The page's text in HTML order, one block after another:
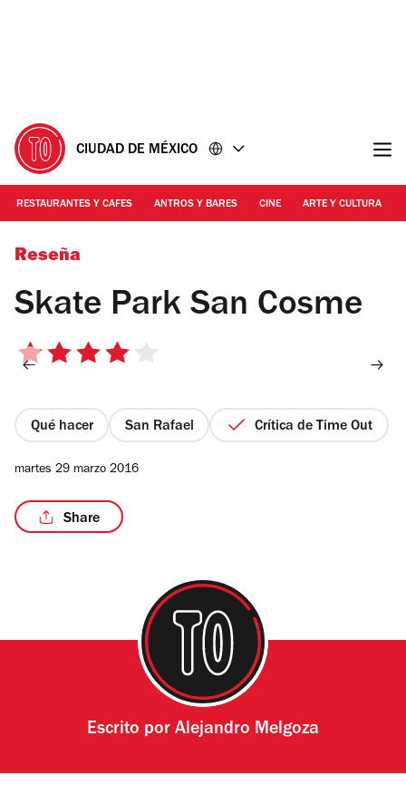
CIUDAD DE MÉXICO
RESTAURANTES Y CAFES ANTROS Y BARES CINE ARTE Y CULTURA
Foto: Alejandra Carbajal
Reseña
Skate Park San Cosme
4
estrellas
Qué hacer San Rafael Crítica de Time Out
martes 29 marzo 2016
Share
Escrito por Alejandro Melgoza